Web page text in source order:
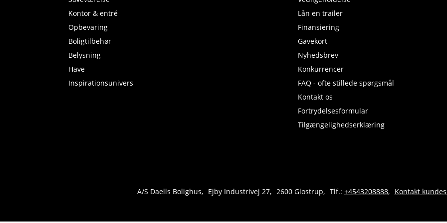
Kontor & entré
Opbevaring
Boligtilbehør
Belysning
Have
Inspirationsunivers
Lån en trailer
Finansiering
Gavekort
Nyhedsbrev
Konkurrencer
FAQ - ofte stillede spørgsmål
Kontakt os
Fortrydelsesformular
Tilgængelighedserklæring
A/S Daells Bolighus Ejby Industrivej 27 2600 Glostrup Tlf.: +4543208888 Kontakt